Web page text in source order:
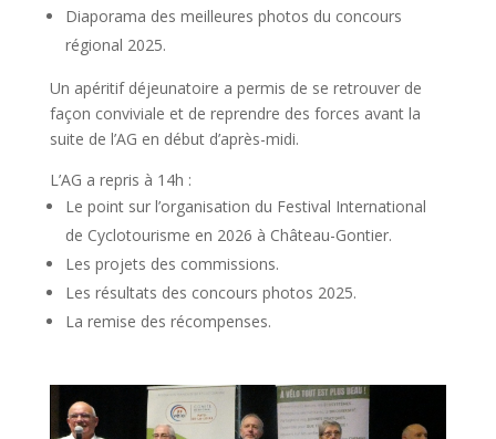
Diaporama des meilleures photos du concours
régional 2025.
Un apéritif déjeunatoire a permis de se retrouver de
façon conviviale et de reprendre des forces avant la
suite de l’AG en début d’après-midi.
L’AG a repris à 14h :
Le point sur l’organisation du Festival International
de Cyclotourisme en 2026 à Château-Gontier.
Les projets des commissions.
Les résultats des concours photos 2025.
La remise des récompenses.